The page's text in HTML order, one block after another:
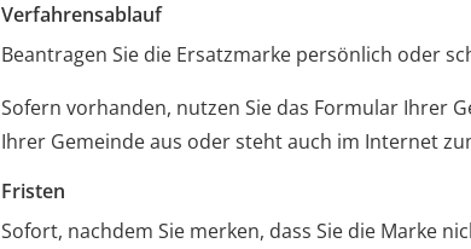
Verfahrensablauf
Beantragen Sie die Ersatzmarke persönlich oder
Sofern vorhanden, nutzen Sie das Formular Ihrer
Ihrer Gemeinde aus oder steht auch im Internet
Fristen
Sofort, nachdem Sie merken, dass Sie die Marke